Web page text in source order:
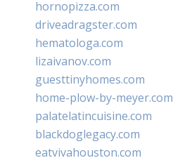
hornopizza.com
driveadragster.com
hematologa.com
lizaivanov.com
guesttinyhomes.com
home-plow-by-meyer.com
palatelatincuisine.com
blackdoglegacy.com
eatvivahouston.com